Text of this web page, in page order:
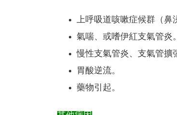
上呼吸道咳嗽症候群（鼻
氣喘、或嗜伊紅支氣管炎。
慢性支氣管炎、支氣管擴
胃酸逆流。
藥物引起。